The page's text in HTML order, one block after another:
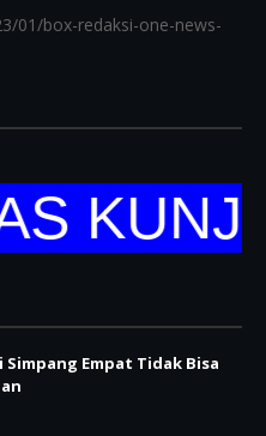
01/box-redaksi-one-news-
Simpang Empat Tidak Bisa